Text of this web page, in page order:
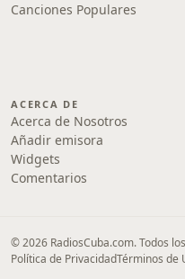
Canciones Populares
ACERCA DE
Acerca de Nosotros
Añadir emisora
Widgets
Comentarios
© 2026 RadiosCuba.com. Todos
Política de PrivacidadTérminos de